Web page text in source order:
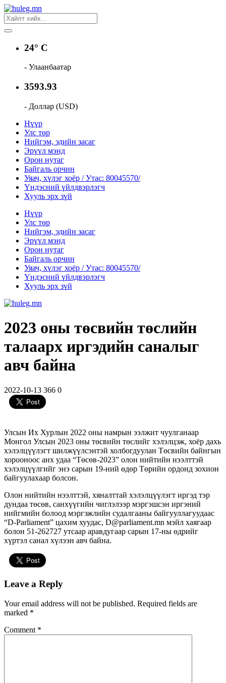
24° C
- Улаанбаатар
3593.93
- Доллар (USD)
Нүүр
Улс төр
Нийгэм, эдийн засаг
Эрүүл мэнд
Орон нутаг
Байгаль орчин
Уяач, хүлэг хоёр / Утас: 80045570/
Үндэсний үйлдвэрлэгч
Хууль эрх зүй
Нүүр
Улс төр
Нийгэм, эдийн засаг
Эрүүл мэнд
Орон нутаг
Байгаль орчин
Уяач, хүлэг хоёр / Утас: 80045570/
Үндэсний үйлдвэрлэгч
Хууль эрх зүй
2023 оны төсвийн төслийн
талаарх иргэдийн саналыг
авч байна
2022-10-13 366 0
Улсын Их Хурлын 2022 оны намрын ээлжит чуулганаар
Монгол Улсын 2023 оны төсвийн төслийг хэлэлцэж, хоёр дахь
хэлэлцүүлэгт шилжүүлсэнтэй холбогдуулан Төсвийн байнгын
хорооноос анх удаа “Төсөв-2023” олон нийтийн нээлттэй
хэлэлцүүлгийг энэ сарын 19-ний өдөр Төрийн ордонд зохион
байгуулахаар болсон.
Олон нийтийн нээлттэй, хяналттай хэлэлцүүлэгт иргэд тэр
дундаа төсөв, санхүүгийн чиглэлээр мэргэшсэн иргэний
нийгмийн болоод мэргэжлийн судалгааны байгууллагуудаас
“D-Parliament” цахим хуудас, D@parliament.mn мэйл хаягаар
болон 51-262727 утсаар аравдугаар сарын 17-ны өдрийг
хүртэл санал хүлээн авч байна.
Leave a Reply
Your email address will not be published. Required fields are
marked *
Comment *